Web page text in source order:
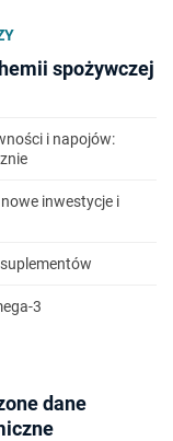
spożywczej
i napojów:
inwestycje i
3
dane